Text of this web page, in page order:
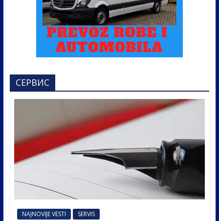
СЕРВИС
NAJNOVIJE VESTI SERVIS